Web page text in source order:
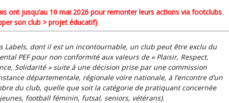
son club > projet éducatif)
Labels, dont il est un incontournable, un club peut être exclu du
PEF pour non conformité aux valeurs de « Plaisir, Respect,
Solidarité » suite à une décision prise par une commission
départementale, régionale voire nationale, à l’encontre d’un
du club, quelle que soit la catégorie de pratiquant concernée
football féminin, futsal, seniors, vétérans).